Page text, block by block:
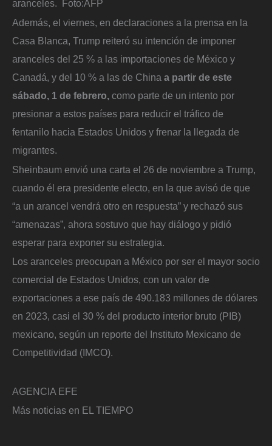
aranceles.
Foto:AFP
Además, el viernes, en declaraciones a la prensa en la
Casa Blanca, Trump reiteró su intención de imponer
aranceles del 25 % a las importaciones de México y
Canadá, y del 10 % a las de China a partir de este
sábado, 1 de febrero, como parte de un intento por
presionar a estos países para reducir el tráfico de
fentanilo hacia Estados Unidos y frenar la llegada de
migrantes.
Sheinbaum envió una carta el 26 de noviembre a Trump,
cuando él era presidente electo, en la que avisó de que
“a un arancel vendrá otro en respuesta” y rechazó sus
“amenazas”, ahora sostuvo que hay diálogo y pidió
esperar para exponer su estrategia.
Los aranceles preocupan a México por ser el mayor socio
comercial de Estados Unidos, con un valor de
exportaciones a ese país de 490.183 millones de dólares
en 2023, casi el 30 % del producto interior bruto (PIB)
mexicano, según un reporte del Instituto Mexicano de
Competitividad (IMCO).
AGENCIA EFE
Más noticias en EL TIEMPO